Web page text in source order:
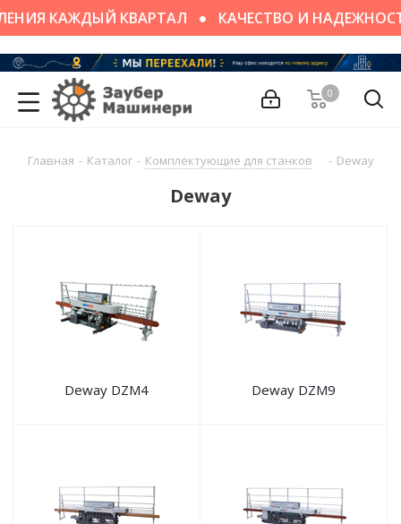
КАЖДЫЙ КВАРТАЛ КАЧЕСТВО И
0
Главная - Каталог - Комплектующие для станков - Deway
Deway
Deway DZM4 Deway DZM9